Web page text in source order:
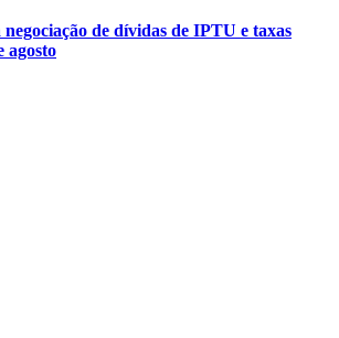
de dívidas de IPTU e taxas
agosto